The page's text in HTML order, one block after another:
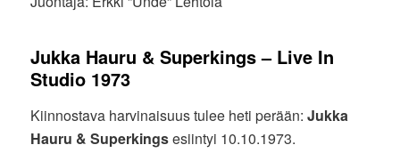
Jukka Hauru & Superkings – Live In
Studio 1973
Kiinnostava harvinaisuus tulee heti perään:Jukka
Hauru & Superkingsesiintyi 10.10.1973.